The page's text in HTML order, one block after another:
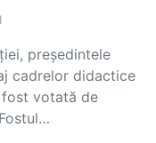
președintele
cadrelor didactice
fost votată de